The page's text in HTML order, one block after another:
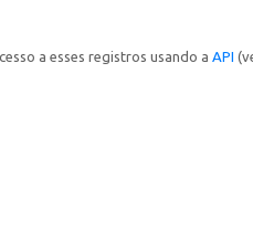
a esses registros usando a API